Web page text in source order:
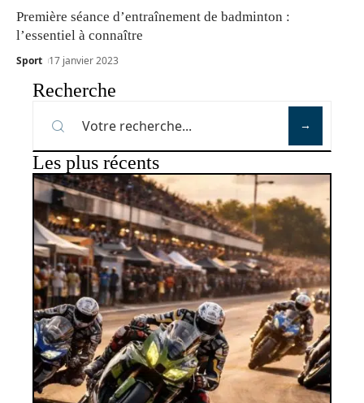
Première séance d’entraînement de badminton :
l’essentiel à connaître
Sport 17 janvier 2023
Recherche
Les plus récents